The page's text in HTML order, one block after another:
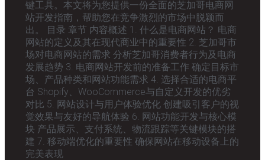
键工具。本文将为您提供一份全面的芝加哥电商网
站开发指南，帮助您在竞争激烈的市场中脱颖而
出。 目录 章节 内容概述 1. 什么是电商网站？ 电商
网站的定义及其在现代商业中的重要性 2. 芝加哥市
场对电商网站的需求 分析芝加哥消费者行为及电商
发展趋势 3. 电商网站开发前的准备工作 确定目标市
场、产品种类和网站功能需求 4. 选择合适的电商平
台 Shopify、WooCommerce与自定义开发的优劣
对比 5. 网站设计与用户体验优化 创建吸引客户的视
觉效果与友好的导航体验 6. 网站功能开发与核心模
块 产品展示、支付系统、物流跟踪等关键模块的搭
建 7. 移动端优化的重要性 确保网站在移动设备上的
完美表现